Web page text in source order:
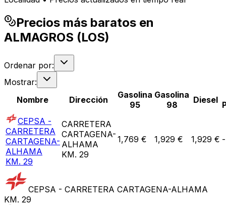
Precios más baratos en
ALMAGROS (LOS)
Ordenar por:
Mostrar:
Nombre
Dirección
Gasolina
95
Gasolina
98
Diesel
CEPSA -
CARRETERA
CARTAGENA-
ALHAMA
KM. 29
CARRETERA
CARTAGENA-
ALHAMA
KM. 29
1,769 € 1,929 € 1,929 €
CEPSA - CARRETERA CARTAGENA-ALHAMA
KM. 29